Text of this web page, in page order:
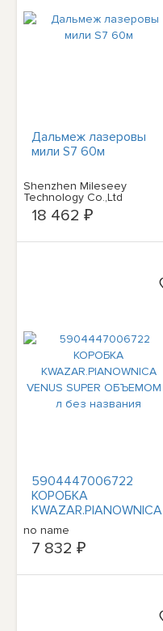
Дальмеж лазеровы
мили S7 60м
Shenzhen Mileseey
Technology Co.,Ltd
18 462 ₽
5904447006722
КОРОБКА
KWAZAR.PIANOWNICA
VENUS SUPER
ОБЪЕМОМ 2 л без
названия
no name
7 832 ₽